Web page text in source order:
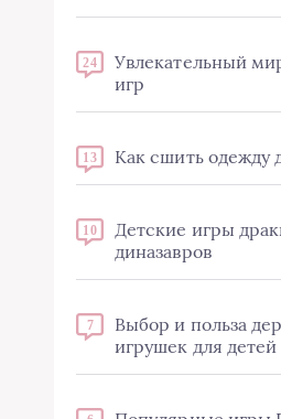
24
Увлекательный
игр
13 Как сшить одежду
10
Детские игры
диназавров
7
Выбор и польза
игрушек для детей